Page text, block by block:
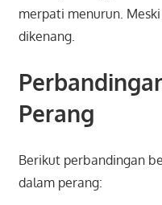
merpati menurun.
dikenang.
Perang
Berikut perbandingan
dalam perang: